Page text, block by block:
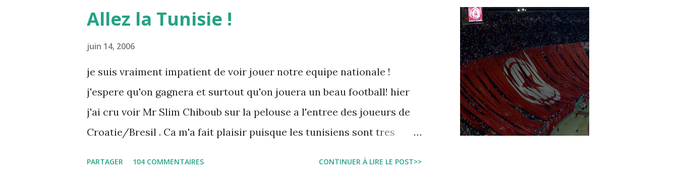
Allez la Tunisie !
juin 14, 2006
je suis vraiment impatient de voir jouer notre equipe nationale !
j'espere qu'on gagnera et surtout qu'on jouera un beau football! hier
j'ai cru voir Mr Slim Chiboub sur la pelouse a l'entree des joueurs de
Croatie/Bresil . Ca m'a fait plaisir puisque les tunisiens sont tres
PARTAGER 104 COMMENTAIRES CONTINUER À LIRE LE POST>>